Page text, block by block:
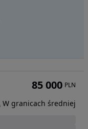
85 000 PLN
W granicach średniej